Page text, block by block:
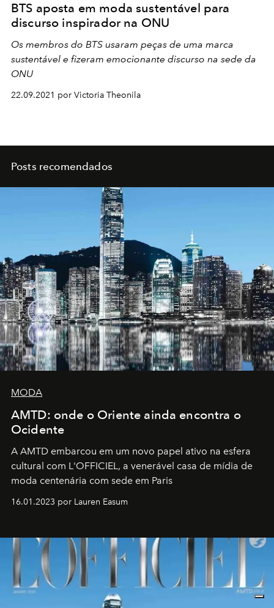
BTS aposta em moda sustentável para
discurso inspirador na ONU
Os membros do BTS usaram peças de uma marca
sustentável e fizeram emocionante discurso na sede da
ONU
22.09.2021 por Victoria Theonila
Posts recomendados
MODA
AMTD: onde o Oriente ainda encontra o
Ocidente
A AMTD embarcou em um novo papel ativo na esfera
cultural com L'OFFICIEL, a venerável casa de mídia de
moda centenária com sede em Paris
16.01.2023 por Lauren Easum